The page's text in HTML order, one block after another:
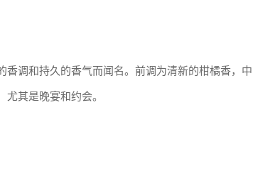
调和持久的香气而闻名。前调为清新的柑橘香，中
其是晚宴和约会。